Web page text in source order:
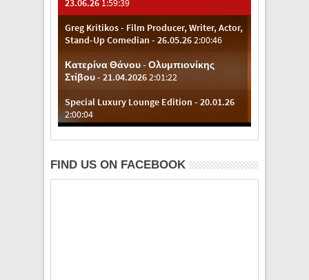
FIND US ON FACEBOOK